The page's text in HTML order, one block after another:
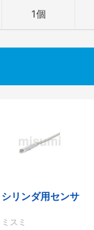
1個
シリンダ用センサ
ミスミ